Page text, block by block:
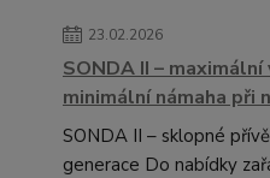
23.02.2026
SONDA II –
minimální námaha při
SONDA II – sklopné
generace Do nabídky